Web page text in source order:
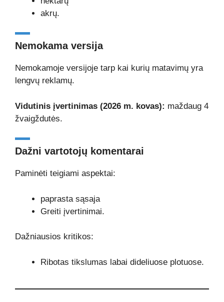
akrų.
Nemokama versija
Nemokamoje versijoje tarp kai kurių matavimų yra
lengvų reklamų.
Vidutinis įvertinimas (2026 m. kovas): maždaug 4
žvaigždutės.
Dažni vartotojų komentarai
Paminėti teigiami aspektai:
paprasta sąsaja
Greiti įvertinimai.
Dažniausios kritikos:
Ribotas tikslumas labai dideliuose plotuose.